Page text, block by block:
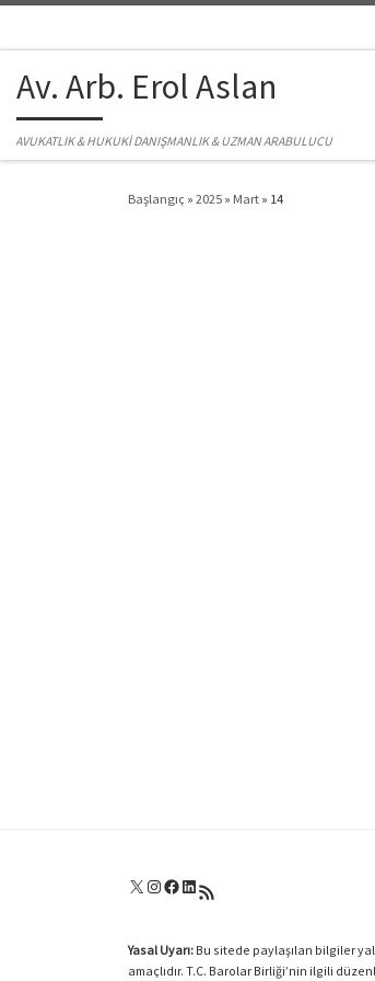
Av. Arb. Erol Aslan
AVUKATLIK & HUKUKİ DANIŞMANLIK & UZMAN ARABULUCU
Başlangıç » 2025 » Mart » 14
X Instagram
Facebook
LinkedIn
RSS akışı
Yasal Uyarı: Bu sitede paylaşılan bilgiler
amaçlıdır. T.C. Barolar Birliği’nin ilgili